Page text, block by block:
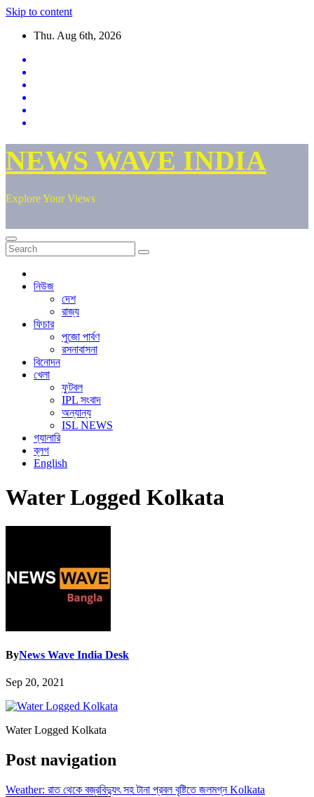
Skip to content
Thu. Aug 6th, 2026
NEWS WAVE INDIA
Explore Your Views
নিউজ
দেশ
রাজ্য
ফিচার
পুজো পার্বণ
রসনাবাসনা
বিনোদন
খেলা
ফুটবল
IPL সংবাদ
অন্যান্য
ISL NEWS
গ্যালারি
ব্লগ
English
Water Logged Kolkata
ByNews Wave India Desk
Sep 20, 2021
Water Logged Kolkata
Post navigation
Weather: রাত থেকে বজ্রবিদ্যুৎ সহ টানা প্রবল বৃষ্টিতে জলমগ্ন Kolkata